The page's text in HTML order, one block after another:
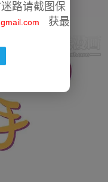
路请截图保
获最